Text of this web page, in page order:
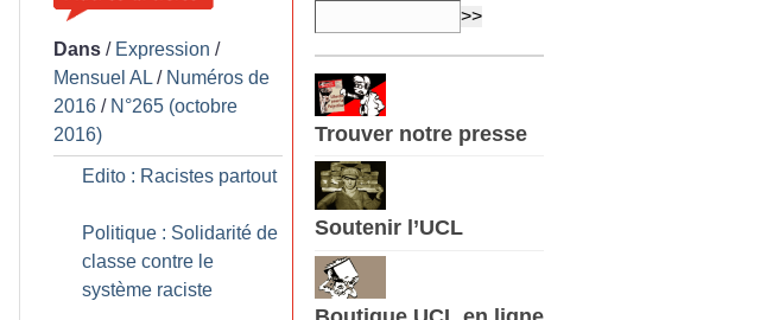
Dans / Expression /
Mensuel AL / Numéros de
2016 / N°265 (octobre
2016)
Edito : Racistes partout
Politique : Solidarité de
classe contre le
système raciste
Trouver notre presse
Soutenir l’UCL